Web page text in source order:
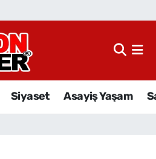
Siyaset Asayiş Yaşam